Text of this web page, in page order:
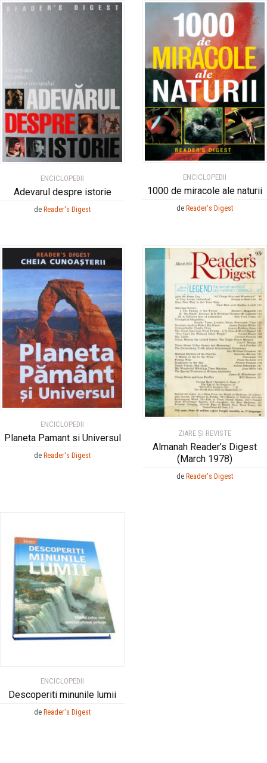
ENCICLOPEDII
Adevarul despre istorie
de Reader's Digest
ENCICLOPEDII
1000 de miracole ale naturii
de Reader's Digest
ENCICLOPEDII
Planeta Pamant si Universul
de Reader's Digest
ZIARE ŞI REVISTE
Almanah Reader’s Digest
(March 1978)
de Reader's Digest
ENCICLOPEDII
Descoperiti minunile lumii
de Reader's Digest